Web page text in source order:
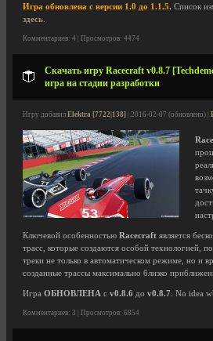
Игра обновлена с версии 1.0 до 1.1.5. Список
здесь
Комментариев: 4 | Просмотров: 4474
Скачать игру Racecraft v0.8.7
игра на стадии разработки
Игру добавил Elektra [7722|138] | 2016-02-07 (обновлено) |
Ключевой особенностью Racecraft является
трасс, которые создаются особой технологией,
треки не только в автоматическом режиме, но и
созданные трассы максимально близко
Игра ОБНОВЛЕНА с v0.8.6 до v0.8.7 . No idea
Комментариев: 3 | Просмотров: 6854